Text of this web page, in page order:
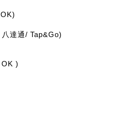
達通/ Tap&Go)
)